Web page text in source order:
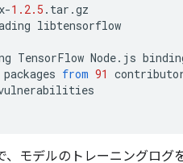
-1.2.5 . tar .gz
libtensorflow
TensorFlow Node. js
packages from 91
モデルのトレーニングログ